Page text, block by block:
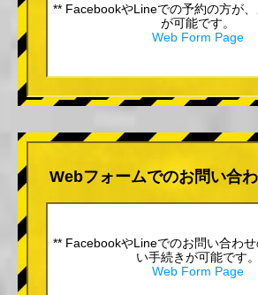
** FacebookやLineでの予約の方が
が可能です。
Web Form Page
Webフォームでのお問い合
** FacebookやLineでのお問い合わ
い手続きが可能です。
Web Form Page